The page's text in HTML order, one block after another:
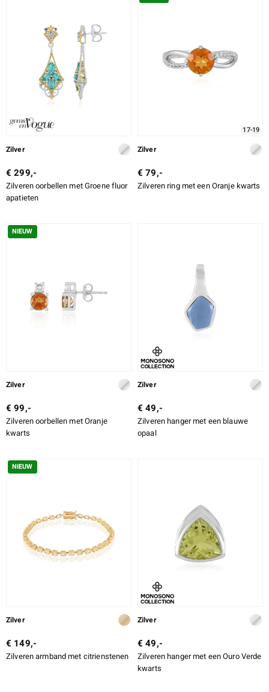
SLIJPVORM
SLIJPVORM EXACT
Zilver
€ 299,-
Zilveren oorbellen met Groene fluor
apatieten
17-19
Zilver
€ 79,-
Zilveren ring met een Oranje kwarts
NIEUW
Zilver
€ 99,-
Zilveren oorbellen met Oranje
kwarts
Zilver
€ 49,-
Zilveren hanger met een blauwe
opaal
NIEUW
Zilver
€ 149,-
Zilveren armband met citrienstenen
Zilver
€ 49,-
Zilveren hanger met een Ouro Verde
kwarts